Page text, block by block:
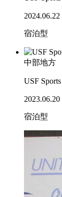
2024.06.22
宿泊型
中部地方
USF
2023.06.20
宿泊型